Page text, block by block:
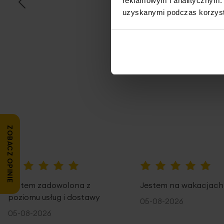
uzyskanymi podczas
100%
Jestem zadowolona z
poziomu usług i dostawy
05-08-2026
Jestem na
05-08-2026
ZOBACZ OPINIE